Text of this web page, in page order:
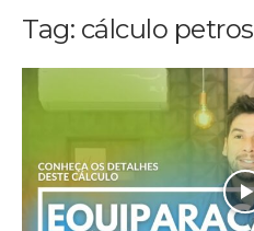
Tag: cálculo petros